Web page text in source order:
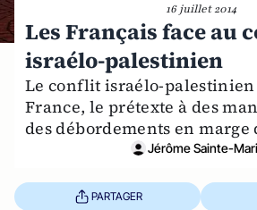
16 juillet 2014
Les Français face au
israélo-palestinien
Le conflit israélo-palestinien
France, le prétexte à des
des débordements en marge
Jérôme Sainte-
PARTAGER